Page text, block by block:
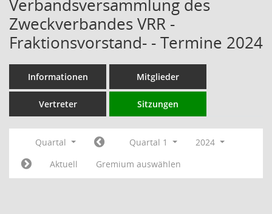
Verbandsversammlung des
Zweckverbandes VRR -
Fraktionsvorstand- - Termine 2024
Informationen Mitglieder
Vertreter Sitzungen
Quartal Quartal 1
2024
Aktuell
Gremium auswählen